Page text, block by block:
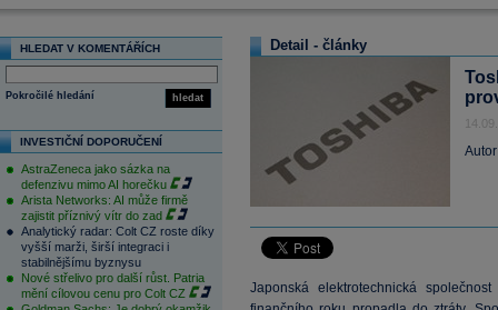
HLEDAT V KOMENTÁŘÍCH
hledat
Pokročilé hledání
INVESTIČNÍ DOPORUČENÍ
AstraZeneca jako sázka na
defenzivu mimo AI horečku
Arista Networks: AI může firmě
zajistit příznivý vítr do zad
Analytický radar: Colt CZ roste díky
vyšší marži, širší integraci i
stabilnějšímu byznysu
Nové střelivo pro další růst. Patria
mění cílovou cenu pro Colt CZ
Detail - články
Japonská elektrotechnická